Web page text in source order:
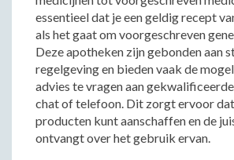
essentieel dat je een geldig recept
als het gaat om voorgeschreven
Deze apotheken zijn gebonden aan
regelgeving en bieden vaak de
advies te vragen aan
chat of telefoon. Dit zorgt ervoor
producten kunt aanschaffen en de
ontvangt over het gebruik ervan.